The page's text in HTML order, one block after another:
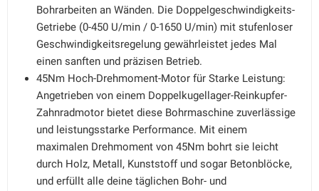
Bohrarbeiten an Wänden. Die Doppelgeschwindigkeits-
Getriebe (0-450 U/min / 0-1650 U/min) mit stufenloser
Geschwindigkeitsregelung gewährleistet jedes Mal
einen sanften und präzisen Betrieb.
45Nm Hoch-Drehmoment-Motor für Starke Leistung:
Angetrieben von einem Doppelkugellager-Reinkupfer-
Zahnradmotor bietet diese Bohrmaschine zuverlässige
und leistungsstarke Performance. Mit einem
maximalen Drehmoment von 45Nm bohrt sie leicht
durch Holz, Metall, Kunststoff und sogar Betonblöcke,
und erfüllt alle deine täglichen Bohr- und